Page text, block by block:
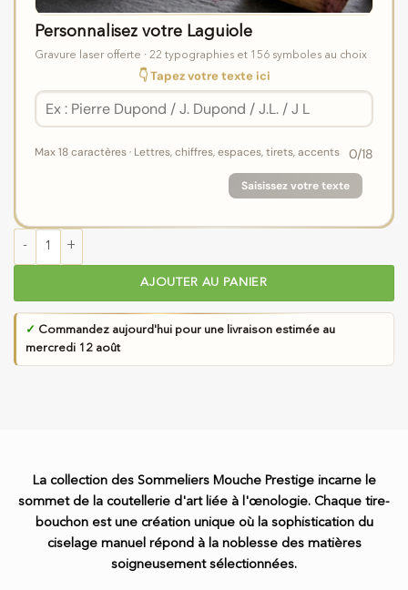
Personnalisez votre Laguiole
Gravure laser offerte · 22 typographies et 156 symboles au choix
👇 Tapez votre texte ici
Max 18 caractères · Lettres, chiffres, espaces, tirets, accents 0/18
Saisissez votre texte
quantité de Sommelier Laguiole en Aubrac au Ressort et
AJOUTER AU PANIER
✓ Commandez aujourd'hui pour une livraison estimée au
mercredi 12 août
La collection des Sommeliers Mouche Prestige incarne le
sommet de la coutellerie d'art liée à l'œnologie. Chaque tire-
bouchon est une création unique où la sophistication du
ciselage manuel répond à la noblesse des matières
soigneusement sélectionnées.